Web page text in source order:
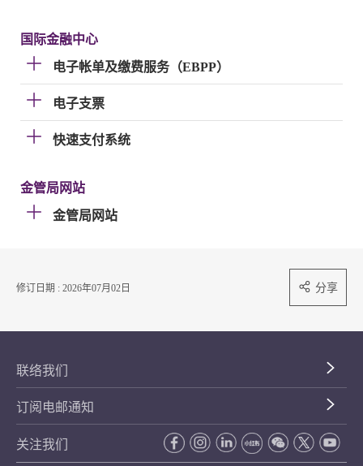
国际金融中心
电子帐单及缴费服务（EBPP）
电子支票
快速支付系统
金管局网站
金管局网站
修订日期 : 2026年07月02日 分享
联络我们
订阅电邮通知
关注我们